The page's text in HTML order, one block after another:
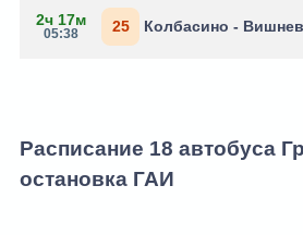
2ч 17м
05:38 25 Колбасино -
Расписание 18 автобуса
остановка ГАИ